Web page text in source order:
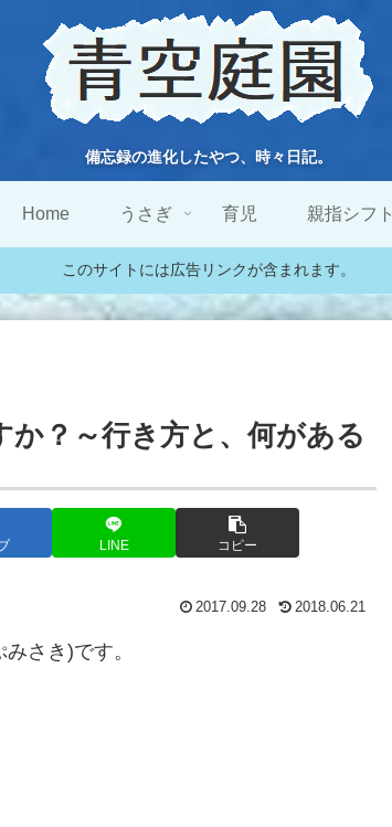
備忘録の進化したやつ、時々日記。
Home うさぎ 育児 親指シフト
このサイトには広告リンクが含まれます。
か？～行き方と、何がある
LINE コピー
2017.09.28 2018.06.21
さき)です。